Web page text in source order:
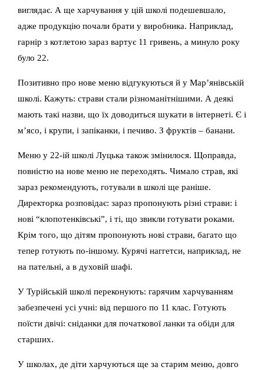
виглядає. А ще харчування у цій школі подешевшало,
адже продукцію почали брати у виробника. Наприклад,
гарнір з котлетою зараз вартує 11 гривень, а минуло року
було 22.
Позитивно про нове меню відгукуються й у Мар’янівській
школі. Кажуть: страви стали різноманітнішими. А деякі
мають такі назви, що їх доводиться шукати в інтернеті. Є і
м’ясо, і крупи, і запіканки, і печиво. З фруктів – банани.
Меню у 22-ій школі Луцька також змінилося. Щоправда,
повністю на нове меню не переходять. Чимало страв, які
зараз рекомендують, готували в школі ще раніше.
Директорка розповідає: зараз пропонують різні страви: і
нові “клопотенківські”, і ті, що звикли готувати роками.
Крім того, що дітям пропонують нові страви, багато що
тепер готують по-іншому. Курячі наггетси, наприклад, не
на пательні, а в духовій шафі.
У Турійській школі переконують: гарячим харчуванням
забезпечені усі учні: від першого по 11 клас. Готують
поїсти двічі: сніданки для початкової ланки та обіди для
старших.
У школах, де діти харчуються ще за старим меню, довго